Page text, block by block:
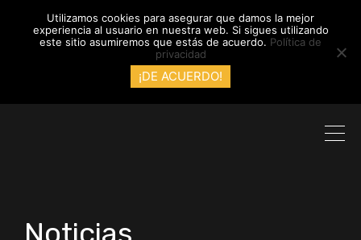
info@inmobiliariadyl.com
Noticias
Utilizamos cookies para asegurar que damos la mejor
experiencia al usuario en nuestra web. Si sigues utilizando
este sitio asumiremos que estás de acuerdo. Política de
privacidad
¡DE ACUERDO!